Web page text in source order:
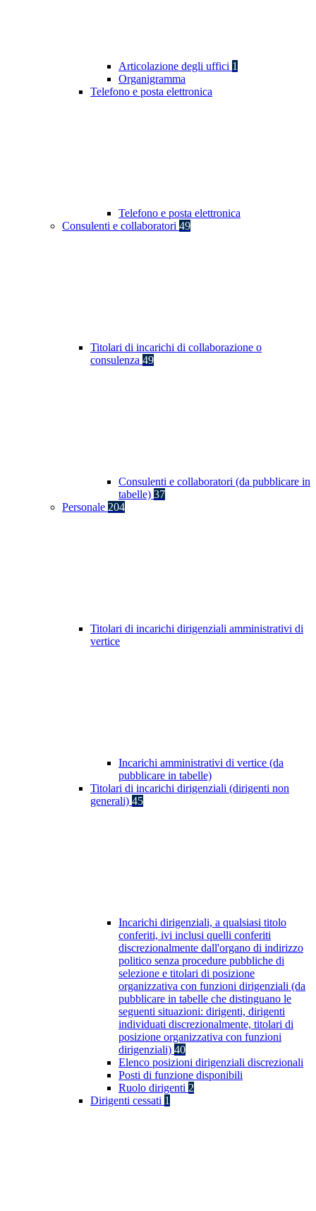
Articolazione degli uffici 1
Organigramma
Telefono e posta elettronica
Telefono e posta elettronica
Consulenti e collaboratori 49
Titolari di incarichi di collaborazione o
consulenza 49
Consulenti e collaboratori (da pubblicare in
tabelle) 37
Personale 204
Titolari di incarichi dirigenziali amministrativi di
vertice
Incarichi amministrativi di vertice (da
pubblicare in tabelle)
Titolari di incarichi dirigenziali (dirigenti non
generali) 45
Incarichi dirigenziali, a qualsiasi titolo
conferiti, ivi inclusi quelli conferiti
discrezionalmente dall'organo di indirizzo
politico senza procedure pubbliche di
selezione e titolari di posizione
organizzativa con funzioni dirigenziali (da
pubblicare in tabelle che distinguano le
seguenti situazioni: dirigenti, dirigenti
individuati discrezionalmente, titolari di
posizione organizzativa con funzioni
dirigenziali) 40
Elenco posizioni dirigenziali discrezionali
Posti di funzione disponibili
Ruolo dirigenti 2
Dirigenti cessati 1